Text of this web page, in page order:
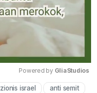
Powered by GliaStudios
zionis israel anti semit